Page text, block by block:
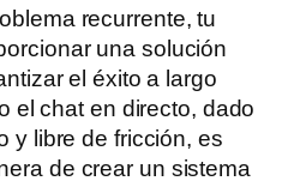
recurrente, tu
una solución
el éxito a largo
el chat en directo, dado
y libre de fricción, es
de crear un sistema